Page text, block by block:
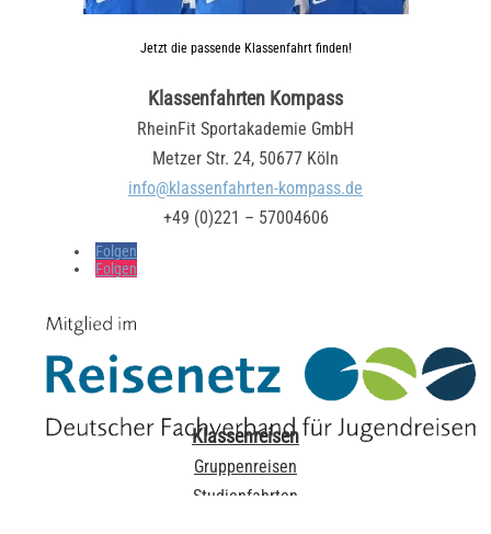
Jetzt die passende Klassenfahrt finden!
Klassenfahrten Kompass
RheinFit Sportakademie GmbH
Metzer Str. 24, 50677 Köln
info@klassenfahrten-kompass.de
+49 (0)221 – 57004606
Folgen
Folgen
Klassenreisen
Gruppenreisen
Studienfahrten